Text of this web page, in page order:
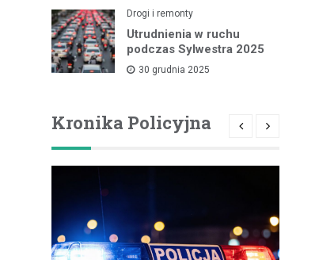
Drogi i remonty
Utrudnienia w ruchu
podczas Sylwestra 2025
30 grudnia 2025
Kronika Policyjna